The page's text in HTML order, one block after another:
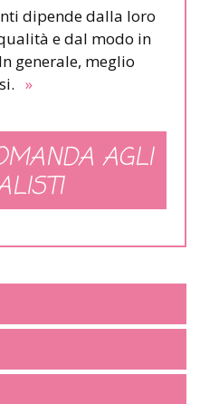
dipende dalla loro
e dal modo in
generale, meglio
»
AGLI